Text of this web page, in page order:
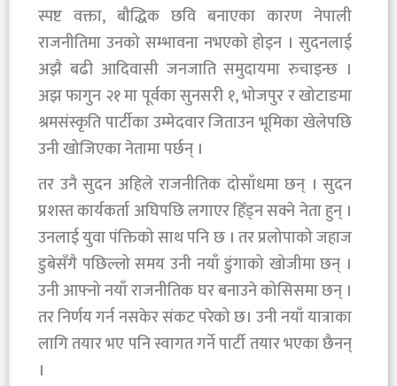
स्पष्ट वक्ता, बौद्धिक छवि बनाएका कारण नेपाली
राजनीतिमा उनको सम्भावना नभएको होइन । सुदनलाई
अझै बढी आदिवासी जनजाति समुदायमा रुचाइन्छ ।
अझ फागुन २१ मा पूर्वका सुनसरी १, भोजपुर र खोटाङमा
श्रमसंस्कृति पार्टीका उम्मेदवार जिताउन भूमिका खेलेपछि
उनी खोजिएका नेतामा पर्छन् ।
तर उनै सुदन अहिले राजनीतिक दोसाँधमा छन् । सुदन
प्रशस्त कार्यकर्ता अघिपछि लगाएर हिँड्न सक्ने नेता हुन् ।
उनलाई युवा पंक्तिको साथ पनि छ । तर प्रलोपाको जहाज
डुबेसँगै पछिल्लो समय उनी नयाँ डुंगाको खोजीमा छन् ।
उनी आफ्नो नयाँ राजनीतिक घर बनाउने कोसिसमा छन् ।
तर निर्णय गर्न नसकेर संकट परेको छ। उनी नयाँ यात्राका
लागि तयार भए पनि स्वागत गर्ने पार्टी तयार भएका छैनन्
।